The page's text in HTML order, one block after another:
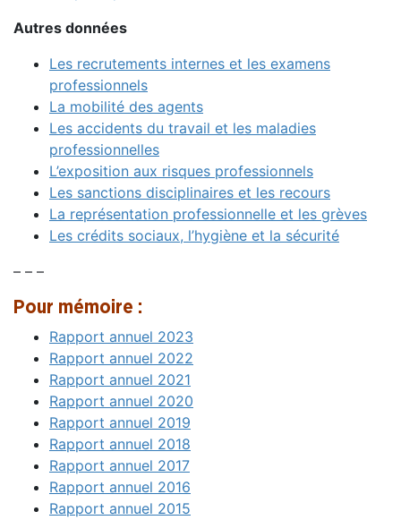
Autres données
Les recrutements internes et les examens
professionnels
La mobilité des agents
Les accidents du travail et les maladies
professionnelles
L’exposition aux risques professionnels
Les sanctions disciplinaires et les recours
La représentation professionnelle et les grèves
Les crédits sociaux, l’hygiène et la sécurité
– – –
Pour mémoire :
Rapport annuel 2023
Rapport annuel 2022
Rapport annuel 2021
Rapport annuel 2020
Rapport annuel 2019
Rapport annuel 2018
Rapport annuel 2017
Rapport annuel 2016
Rapport annuel 2015